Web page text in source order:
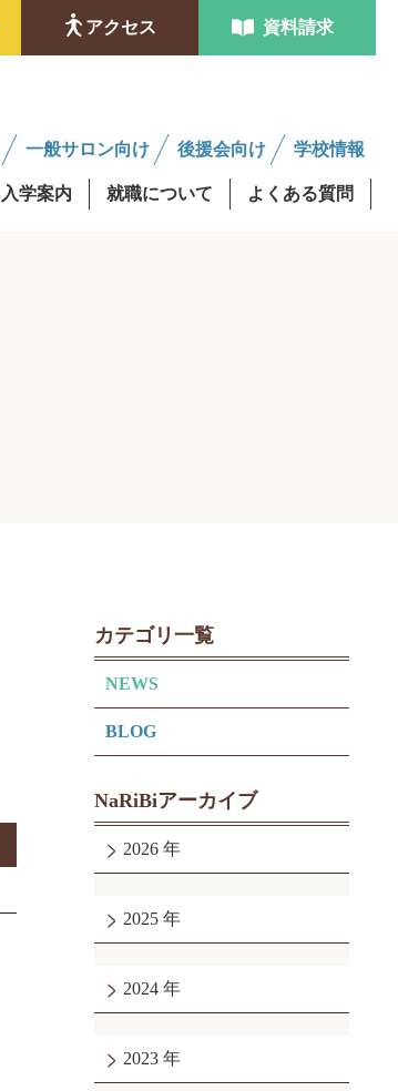
アクセス 資料請求
一般サロン向け 後援会向け 学校情報
入学案内 就職について よくある質問
カテゴリ一覧
NEWS
BLOG
NaRiBiアーカイブ
2026
2025
2024
2023